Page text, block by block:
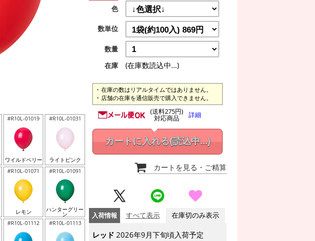
#R10L-01019
ワイルドベリー
#R10L-01031
ライトピンク
#R10L-01071
レモン
#R10L-01091
ハンターグリー
ン
#R10L-01112 #R10L-01113
色
数単位
数量
在庫
(在庫数読込中...)
在庫の数はリアルタイムではありません。
店舗の在庫を通信販売で購入できません。
(送料275円)
対応商品 詳細
カートに入れる(読込中...)
カートを見る ・ご精算
入荷情報 すべて表示 在庫切のみ表示
レッド 2026年9月下旬頃入荷予定